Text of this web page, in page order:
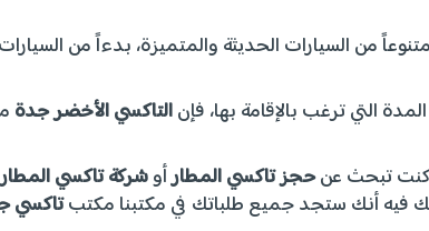
من السيارات الحديثة والمتميزة، بدءاً من
التي ترغب بالإقامة بها، فإنالتاكسي الأخضر جدة
كنت تبحث عنحجز تاكسي المطارأوشركة تاكسي المطار
فيه أنك ستجد جميع طلباتك في مكتبنا مكتبتاكسي